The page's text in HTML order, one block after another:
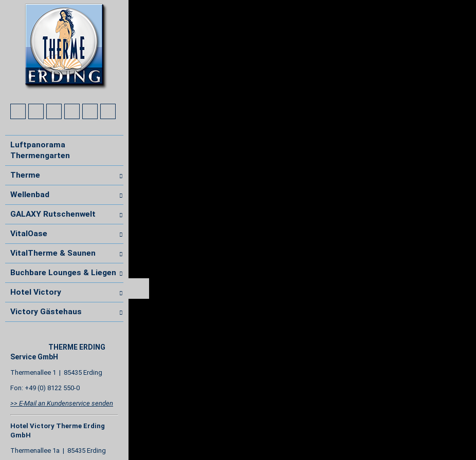
Luftpanorama
Thermengarten
Therme
Wellenbad
GALAXY Rutschenwelt
VitalOase
VitalTherme & Saunen
Buchbare Lounges & Liegen
Hotel Victory
Victory Gästehaus
THERME ERDING
Service GmbH
Thermenallee 1 | 85435 Erding
Fon: +49 (0) 8122 550-0
>> E-Mail an Kundenservice senden
Hotel Victory Therme Erding
GmbH
Thermenallee 1a | 85435 Erding